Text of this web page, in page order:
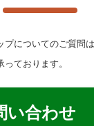
プについてのご質問は
ております。
い合わせ